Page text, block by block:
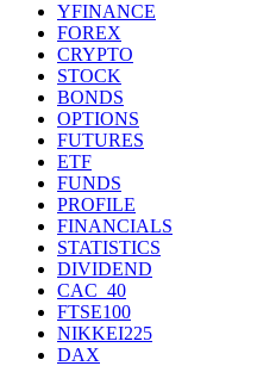
YFINANCE
FOREX
CRYPTO
STOCK
BONDS
OPTIONS
FUTURES
ETF
FUNDS
PROFILE
FINANCIALS
STATISTICS
DIVIDEND
CAC_40
FTSE100
NIKKEI225
DAX